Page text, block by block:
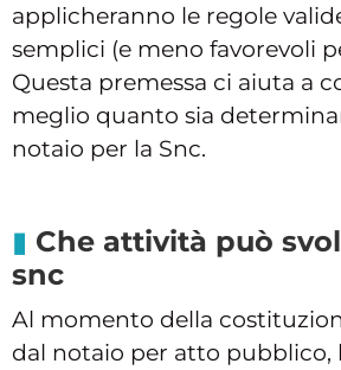
applicheranno le regole
semplici (e meno favorevoli
Questa premessa ci aiuta a
meglio quanto sia
notaio per la Snc.
Che attività può
snc
Al momento della
dal notaio per atto pubblico,